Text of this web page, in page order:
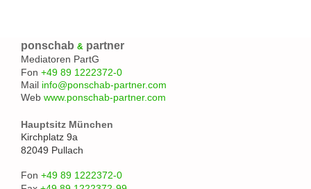
ponschab & partner
Mediatoren PartG
Fon +49 89 1222372-0
Mail info@ponschab-partner.com
Web www.ponschab-partner.com
Hauptsitz München
Kirchplatz 9a
82049 Pullach
Fon +49 89 1222372-0